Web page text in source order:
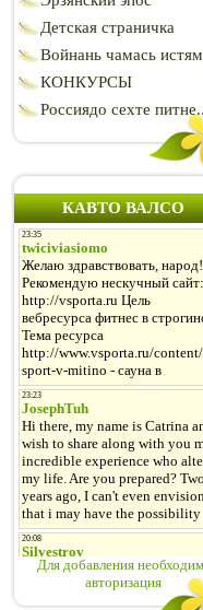
Детская страничка
Войнань чамась
КОНКУРСЫ
Россиядо сехте
КАВТО ВАЛСО
Для добавления
авторизация